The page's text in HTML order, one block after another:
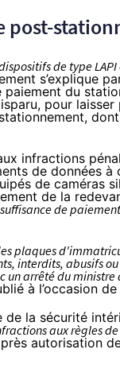
post-
de type
s’explique
du
pour
infractions
de données à
de caméras
de la
de
plaques
interdits, abusifs
un arrêté du
à l’occasion
de la sécurité
aux règles
autorisation